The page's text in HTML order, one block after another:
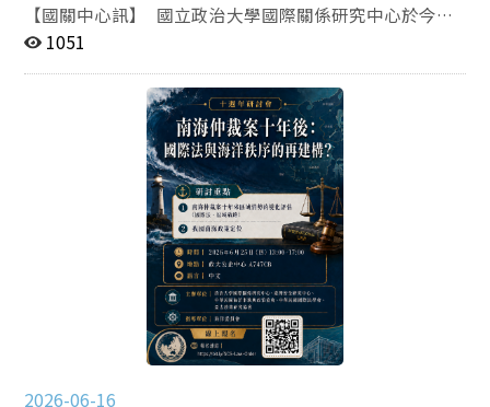
【國關中心訊】 國立政治大學國際關係研究中心於今
（1）日舉辦「國關Talk」學術講座，邀請加拿大英屬哥
士，以「體制化的弔詭：中國檢察改革中的舊儀式與新實
踐」為題發表演講，並由政治學系寇健文教授主持，深入
探討中國檢察體系在權力重組下的制度轉型邏輯。 傅強
指出，中國檢察制度自2018年憲法修正後歷經重大調
整，其中關鍵並非僅止於領導人任期安排，而是檢察院原
有的「反貪污」與「反瀆職」（兩反）職權轉移至新成立
的監察委員會。在中國司法體系中，兩反職能代表主動偵
查權，是檢察機關制衡行政與官僚體系的重要工具。 隨
著核心權力移轉，檢察機關面臨角色重塑壓力。傅強形
容，這如同「老虎失去牙齒」，迫使檢察體系尋求新的制
度定位，因此逐步將重心轉向認罪認罰從寬制度、公益訴
訟與企業合規等新業務。這場改革不只是職能調整，更涉
新制度的建立與常態化，並非單純依靠理性行政改革，而
1051
2026-06-16